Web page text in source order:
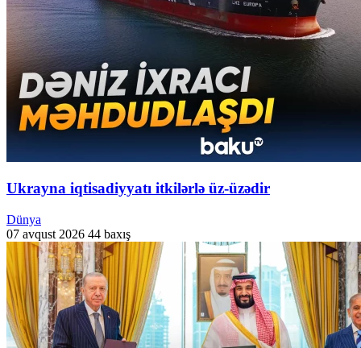
Ukrayna iqtisadiyyatı itkilərlə üz-üzədir
Dünya
07 avqust 2026 44 baxış